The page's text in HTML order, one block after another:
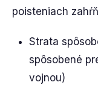
poisteniach
Strata
spôsobené
vojnou)